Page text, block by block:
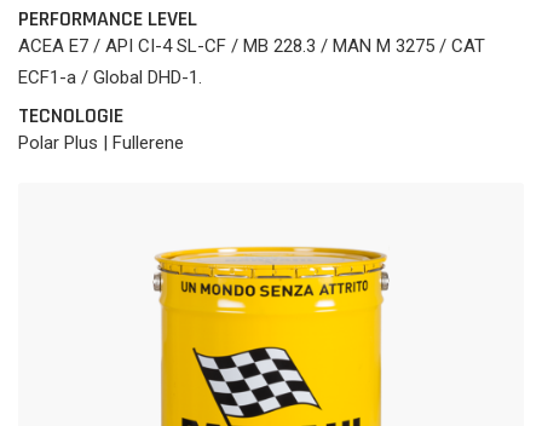
PERFORMANCE LEVEL
ACEA E7 / API CI-4 SL-CF / MB 228.3 / MAN M 3275 / CAT
ECF1-a / Global DHD-1.
TECNOLOGIE
Polar Plus | Fullerene